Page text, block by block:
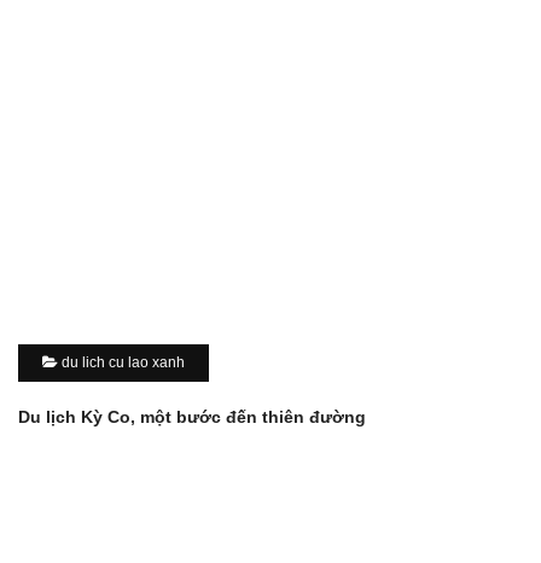
du lich cu lao xanh
Du lịch Kỳ Co, một bước đến thiên đường